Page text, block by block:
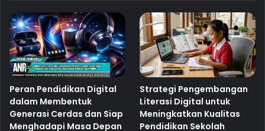
Peran Pendidikan Digital
dalam Membentuk
Generasi Cerdas dan Siap
Menghadapi Masa Depan
Strategi Pengembangan
Literasi Digital untuk
Meningkatkan Kualitas
Pendidikan Sekolah